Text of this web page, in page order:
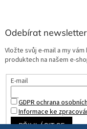
Odebírat newsletter
Vložte svůj e-mail a my
produktech na našem e-
E-mail
GDPR ochrana
Informace ke
PŘIHLÁSIT SE